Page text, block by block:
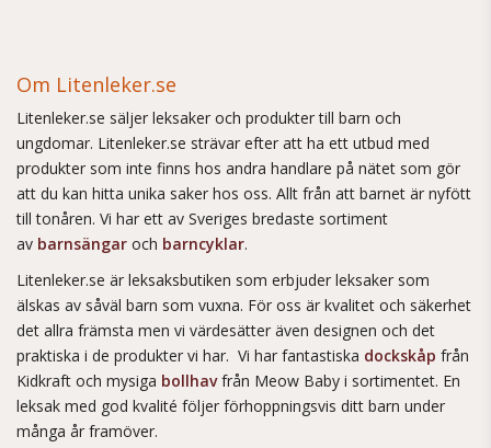
Om Litenleker.se
Litenleker.se säljer leksaker och produkter till barn och
ungdomar. Litenleker.se strävar efter att ha ett utbud med
produkter som inte finns hos andra handlare på nätet som gör
att du kan hitta unika saker hos oss. Allt från att barnet är nyfött
till tonåren. Vi har ett av Sveriges bredaste sortiment
av barnsängar och barncyklar.
Litenleker.se är leksaksbutiken som erbjuder leksaker som
älskas av såväl barn som vuxna. För oss är kvalitet och säkerhet
det allra främsta men vi värdesätter även designen och det
praktiska i de produkter vi har. Vi har fantastiska dockskåp från
Kidkraft och mysiga bollhavfrån Meow Baby i sortimentet. En
leksak med god kvalité följer förhoppningsvis ditt barn under
många år framöver.